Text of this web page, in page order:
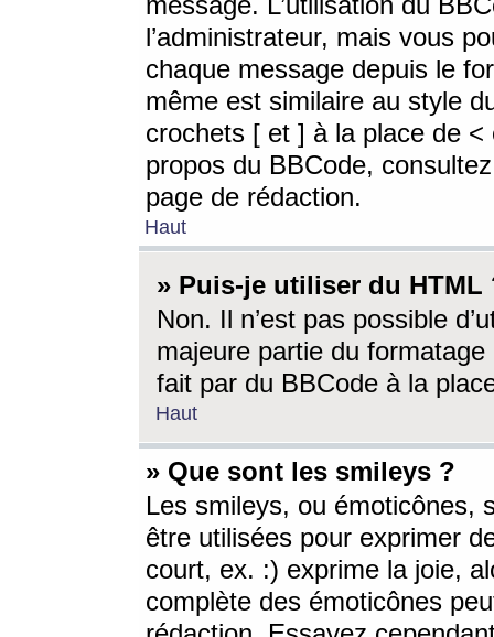
l’administrateur, mais vous
chaque message depuis le
même est similaire au style
crochets [ et ] à la place de <
propos du BBCode,
page de rédaction.
Haut
» Puis-je utiliser du HTML
Non. Il n’est pas possible
majeure partie du
fait par du BBCode à la
Haut
» Que sont les smileys ?
Les smileys, ou émoticônes,
être utilisées pour exprimer
court, ex. :) exprime la joie,
complète des émoticônes